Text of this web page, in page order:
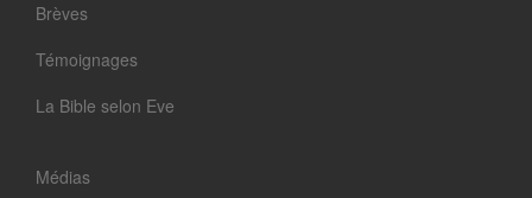
Brèves
Témoignages
La Bible selon Eve
Médias